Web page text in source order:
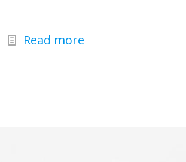
Read more